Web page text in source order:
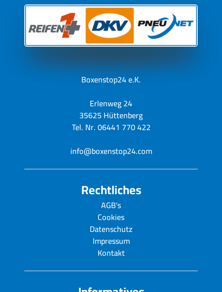
Boxenstop24 e.K.
Erlenweg 24
35625 Hüttenberg
Tel. Nr. 06441 770 422
info@boxenstop24.com
Rechtliches
AGB's
Cookies
Datenschutz
Impressum
Kontakt